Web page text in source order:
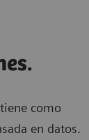
como
en datos.